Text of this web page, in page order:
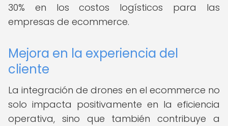
30% en los costos logísticos para las
empresas de ecommerce.
Mejora en la experiencia del
cliente
La integración de drones en el ecommerce no
solo impacta positivamente en la eficiencia
operativa, sino que también contribuye a